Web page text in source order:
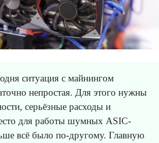
ситуация с майнингом
непростая. Для этого нужны
серьёзные расходы и
для работы шумных ASIC-
всё было по-другому. Главную